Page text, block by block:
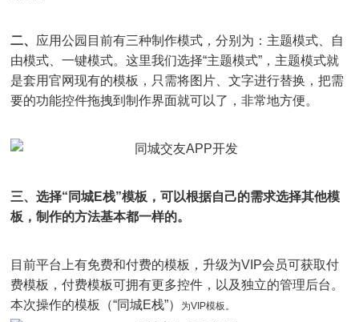
二、 应用公园目前有三种制作模式，分别为：主题模式、自
由模式、一键模式。这里我们选择“主题模式”，主题模式就
是套用官网现有的模板，只需将图片、文字进行替换，把需
要的功能控件拖拽到制作界面就可以了，非常地方便。
三、选择“同城E栈”模板，可以根据自己的需求选择其他模
板，制作的方法基本都一样的。
目前平台上有免费和付费的模板，升级为VIP会员可获取付
费模板，付费模板可拥有更多控件，以及独立的管理后台。
本次操作的模板（“同城E栈”）
为VIP模板。